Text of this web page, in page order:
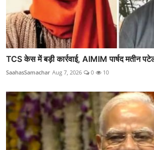
TCS केस में बड़ी कार्रवाई, AIMIM पार्षद मतीन
SaahasSamachar Aug 7, 2026 0 10